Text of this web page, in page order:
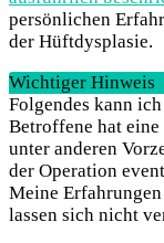
persönlichen
der Hüftdysplasie.
Wichtiger Hinweis
Folgendes kann
Betroffene hat
unter anderen
der Operation
Meine
lassen sich nicht